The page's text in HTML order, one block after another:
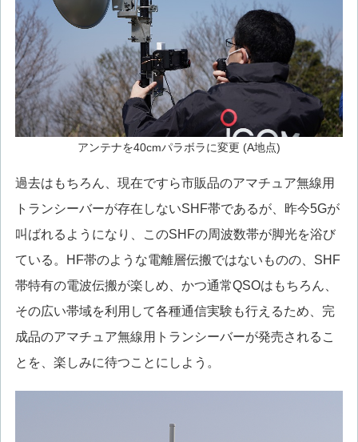
アンテナを40cmパラボラに変更 (A地点)
過去はもちろん、現在ですら市販品のアマチュア無線用
トランシーバーが存在しないSHF帯であるが、昨今5Gが
叫ばれるようになり、このSHFの周波数帯が脚光を浴び
ている。HF帯のような電離層伝搬ではないものの、SHF
帯特有の電波伝搬が楽しめ、かつ通常QSOはもちろん、
その広い帯域を利用して各種通信実験も行えるため、完
成品のアマチュア無線用トランシーバーが発売されるこ
とを、楽しみに待つことにしよう。